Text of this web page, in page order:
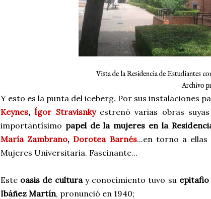
Vista de la Residencia de Estudiantes
Archivo
Y esto es la punta del iceberg. Por sus instalaciones
Keynes,Ígor Stravisnky estrenó varias obras
importantísimo papel de la mujeres en la
María Zambrano,Dorotea Barnés...en torno a ellas
Mujeres Universitaria. Fascinante...
Este oasis de cultura y conocimiento tuvo su epitafio
Ibáñez Martín, pronunció en 1940;